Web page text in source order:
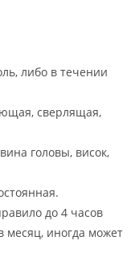
либо в течении
сверлящая,
головы, висок,
до 4 часов
месяц, иногда может